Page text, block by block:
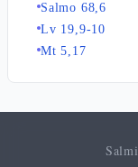
Salmo 68,6
Lv 19,9-10
Mt 5,17
Salmi